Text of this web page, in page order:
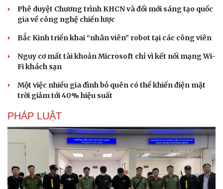
Du lịch
Tư vấn
check-in
Podcast
Kể chuyện cho bé
Hạt giống tâm hồn
Phê duyệt Chương trình KHCN và đổi mới sáng tạo quốc
gia về công nghệ chiến lược
Bắc Kinh triển khai “nhân viên” robot tại các công viên
Nguy cơ mất tài khoản Microsoft chỉ vì kết nối mạng Wi-
Fi khách sạn
Một việc nhiều gia đình bỏ quên có thể khiến điện mặt
trời giảm tới 40% hiệu suất
PHÁP LUẬT